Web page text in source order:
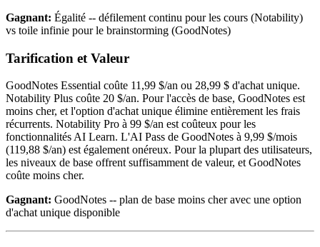
Gagnant: Égalité -- défilement continu pour les cours (Notability)
vs toile infinie pour le brainstorming (GoodNotes)
Tarification et Valeur
GoodNotes Essential coûte 11,99 $/an ou 28,99 $ d'achat unique.
Notability Plus coûte 20 $/an. Pour l'accès de base, GoodNotes est
moins cher, et l'option d'achat unique élimine entièrement les frais
récurrents. Notability Pro à 99 $/an est coûteux pour les
fonctionnalités AI Learn. L'AI Pass de GoodNotes à 9,99 $/mois
(119,88 $/an) est également onéreux. Pour la plupart des utilisateurs,
les niveaux de base offrent suffisamment de valeur, et GoodNotes
coûte moins cher.
Gagnant: GoodNotes -- plan de base moins cher avec une option
d'achat unique disponible